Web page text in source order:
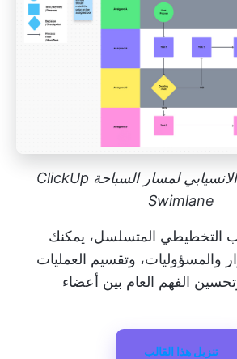
قالب المخطط الانسيابي لمسار السباحة ClickUp
Swimlane
التخطيطي المتسلسل، يمكنك
والمسؤوليات، وتقسيم العمليات
الفهم العام بين أعضاء
تنزيل هذا القالب